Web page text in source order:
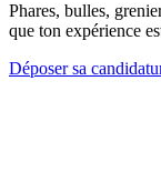
Phares, bulles,
que ton expérience
Déposer sa